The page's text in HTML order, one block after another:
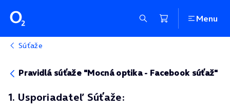
Menu
Súťaže
Pravidlá súťaže "Mocná optika - Facebook súťaž"
1. Usporiadateľ Súťaže: